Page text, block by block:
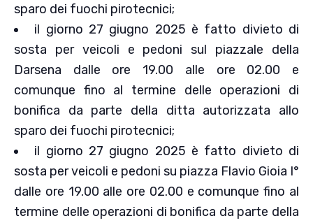
sparo dei fuochi pirotecnici;
il giorno 27 giugno 2025 è fatto divieto di
sosta per veicoli e pedoni sul piazzale della
Darsena dalle ore 19.00 alle ore 02.00 e
comunque fino al termine delle operazioni di
bonifica da parte della ditta autorizzata allo
sparo dei fuochi pirotecnici;
il giorno 27 giugno 2025 è fatto divieto di
sosta per veicoli e pedoni su piazza Flavio Gioia I°
dalle ore 19.00 alle ore 02.00 e comunque fino al
termine delle operazioni di bonifica da parte della